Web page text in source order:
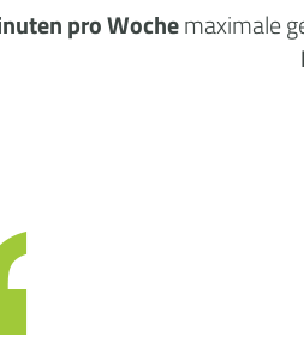
pro Wochemaximale